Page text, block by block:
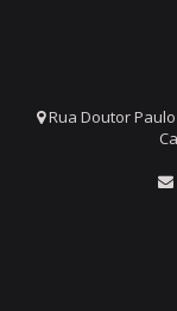
Rua Doutor